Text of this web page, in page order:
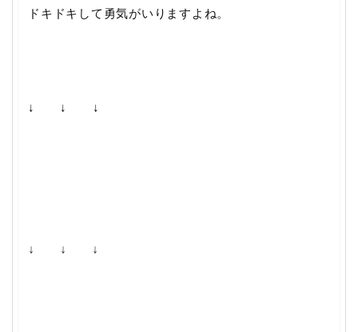
ドキドキして勇気がいりますよね。
↓ ↓ ↓
↓ ↓ ↓